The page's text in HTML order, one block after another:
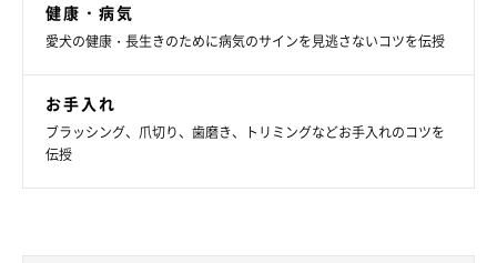
大切です。
その上で愛犬と一緒に遊んだりコミュニケーションの時間を意識
健康・病気
愛犬の健康・長生きのために病気のサインを見逃さないコツを伝授
お手入れ
ブラッシング、爪切り、歯磨き、トリミングなどお手入れのコツを
伝授